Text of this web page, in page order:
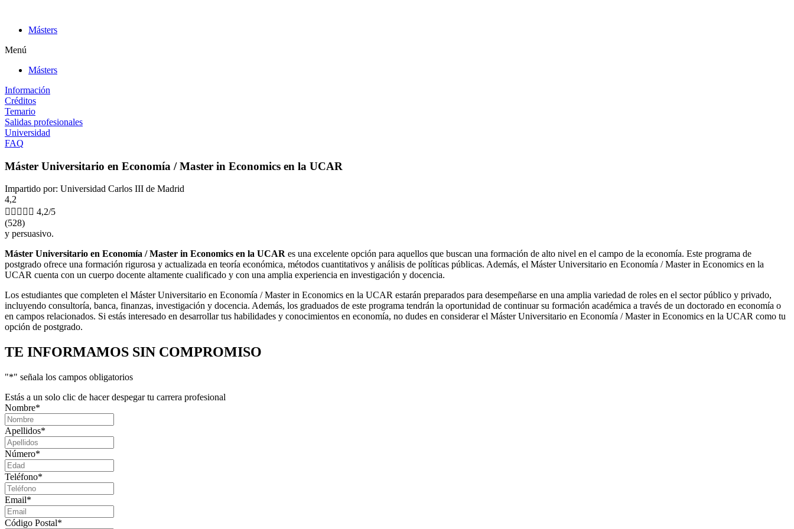
contenidoMásters
Menú
Másters
Información
Créditos
Temario
Salidas profesionales
Universidad
FAQ
Máster Universitario en Economía / Master in Economics en la UCAR
Impartido por: Universidad Carlos III de Madrid
4,2
     4,2/5
(528)
y persuasivo.
Máster Universitario en Economía / Master in Economics en la UCAR es una excelente opción para aquellos que buscan una formación de alto nivel en el campo de la economía. Este programa de
postgrado ofrece una formación rigurosa y actualizada en teoría económica, métodos cuantitativos y análisis de políticas públicas. Además, el Máster Universitario en Economía / Master in Economics en la
UCAR cuenta con un cuerpo docente altamente cualificado y con una amplia experiencia en investigación y docencia.
Los estudiantes que completen el Máster Universitario en Economía / Master in Economics en la UCAR estarán preparados para desempeñarse en una amplia variedad de roles en el sector público y privado,
incluyendo consultoría, banca, finanzas, investigación y docencia. Además, los graduados de este programa tendrán la oportunidad de continuar su formación académica a través de un doctorado en economía o
en campos relacionados. Si estás interesado en desarrollar tus habilidades y conocimientos en economía, no dudes en considerar el Máster Universitario en Economía / Master in Economics en la UCAR como tu
opción de postgrado.
TE INFORMAMOS SIN COMPROMISO
"*" señala los campos obligatorios
Estás a un solo clic de hacer despegar tu carrera profesional
Nombre*
Apellidos*
Número*
Teléfono*
Email*
Código Postal*